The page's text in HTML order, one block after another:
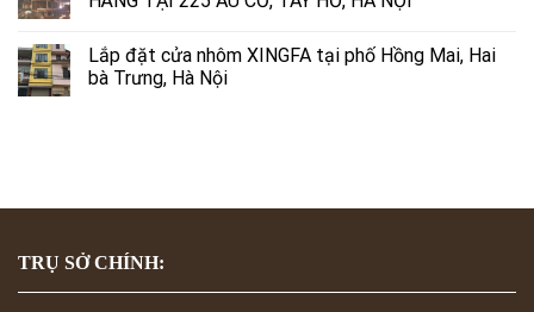
Lắp đặt cửa nhôm XINGFA tại phố Hồng Mai, Hai
bà Trưng, Hà Nội
TRỤ SỞ CHÍNH: